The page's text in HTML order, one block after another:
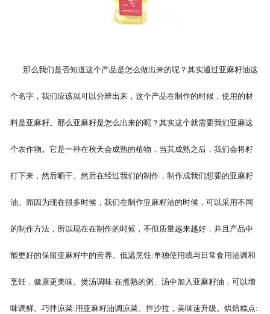
那么我们是否知道这个产品是怎么做出来的呢？其实通过亚麻籽油这
个名字，我们应该就可以分辨出来，这个产品在制作的时候，使用的材
料是亚麻籽。那么亚麻籽是怎么出来的呢？其实这个就需要我们亚麻这
个农作物。它是一种在秋天会成熟的植物，当其成熟之后，我们会将籽
打下来，然后晒干。然后在经过我们的制作，制作成我们想要的亚麻籽
油。而因为现在很多时候，我们在制作亚麻籽油的时候，可以采用不同
的制作方法，所以现在在制作的时候，不但质量越来越好，并且产品中
能更好的保留亚麻籽中的营养。低温烹饪:单独使用或与日常食用油调和
烹饪，健康更美味。煲汤调味:在煮熟的粥、汤中加入亚麻籽油，可以增
味调鲜。巧拌凉菜:用亚麻籽油调凉菜、拌沙拉，美味速升级。烘焙糕点: